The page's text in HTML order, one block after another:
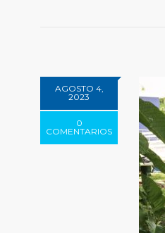
AGOSTO 4,
2023
0
COMENTARIOS